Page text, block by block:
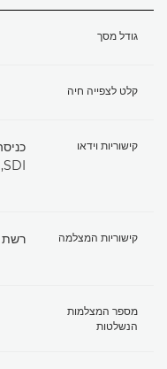
גודל מסך
קלט לצפייה חיה
קישוריות וידאו
קישוריות המצלמה
מספר המצלמות
הנשלטות